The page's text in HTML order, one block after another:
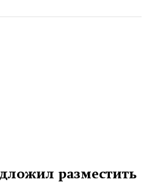
разместить